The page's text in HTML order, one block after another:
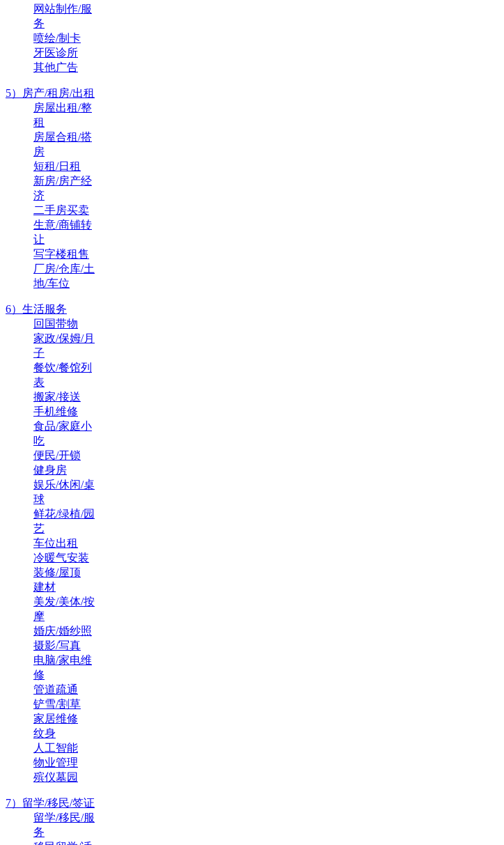
网站制作/服
务
喷绘/制卡
牙医诊所
其他广告
5）房产/租房/出租
房屋出租/整
租
房屋合租/搭
房
短租/日租
新房/房产经
济
二手房买卖
生意/商铺转
让
写字楼租售
厂房/仓库/土
地/车位
6）生活服务
回国带物
家政/保姆/月
子
餐饮/餐馆列
表
搬家/接送
手机维修
食品/家庭小
吃
便民/开锁
健身房
娱乐/休闲/桌
球
鲜花/绿植/园
艺
车位出租
冷暖气安装
装修/屋顶
建材
美发/美体/按
摩
婚庆/婚纱照
摄影/写真
电脑/家电维
修
管道疏通
铲雪/割草
家居维修
纹身
人工智能
物业管理
殡仪墓园
7）留学/移民/签证
留学/移民/服
务